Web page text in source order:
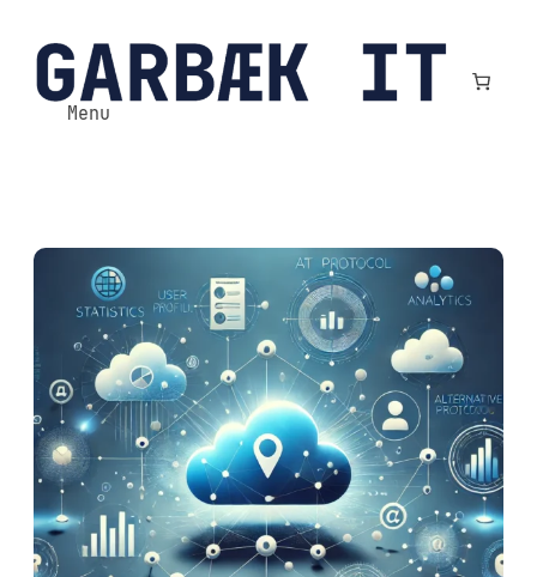
til
indhold
Menu